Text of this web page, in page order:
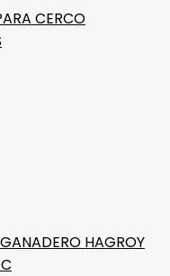
CERCO
HAGROY